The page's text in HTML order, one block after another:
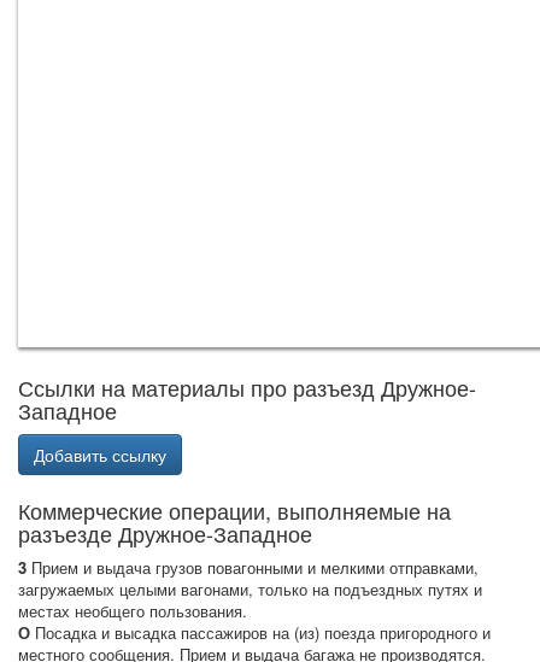
Ссылки на материалы про разъезд Дружное-
Западное
Добавить ссылку
Коммерческие операции, выполняемые на
разъезде Дружное-Западное
3 Прием и выдача грузов повагонными и мелкими отправками,
загружаемых целыми вагонами, только на подъездных путях и
местах необщего пользования.
О Посадка и высадка пассажиров на (из) поезда пригородного и
местного сообщения. Прием и выдача багажа не производятся.